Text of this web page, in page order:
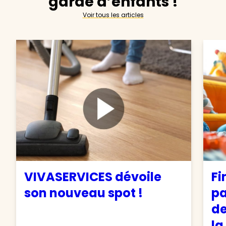
Voir tous les articles
VIVASERVICES dévoile
son nouveau spot !